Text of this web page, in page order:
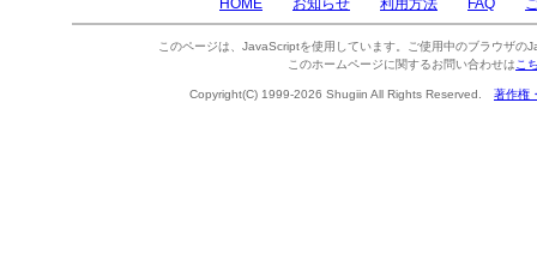
HOME お知らせ 利用方法 FAQ
このページは、JavaScriptを使用しています。ご使用中のブラウザの
このホームページに関するお問い合わせは こ
Copyright(C) 1999-2026 Shugiin All Rights Reserved. 著作権